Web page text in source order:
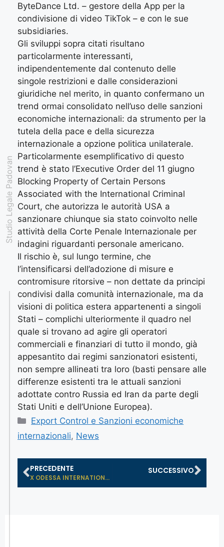
Studio Legale Padovan
ByteDance Ltd. – gestore della App per la
condivisione di video TikTok – e con le sue
subsidiaries.
Gli sviluppi sopra citati risultano
particolarmente interessanti,
indipendentemente dal contenuto delle
singole restrizioni e dalle considerazioni
giuridiche nel merito, in quanto confermano un
trend ormai consolidato nell’uso delle sanzioni
economiche internazionali: da strumento per la
tutela della pace e della sicurezza
internazionale a opzione politica unilaterale.
Particolarmente esemplificativo di questo
trend è stato l’Executive Order del 11 giugno
Blocking Property of Certain Persons
Associated with the International Criminal
Court, che autorizza le autorità USA a
sanzionare chiunque sia stato coinvolto nelle
attività della Corte Penale Internazionale per
indagini riguardanti personale americano.
Il rischio è, sul lungo termine, che
l’intensificarsi dell’adozione di misure e
contromisure ritorsive – non dettate da principi
condivisi dalla comunità internazionale, ma da
visioni di politica estera appartenenti a singoli
Stati – complichi ulteriormente il quadro nel
quale si trovano ad agire gli operatori
commerciali e finanziari di tutto il mondo, già
appesantito dai regimi sanzionatori esistenti,
non sempre allineati tra loro (basti pensare alle
differenze esistenti tra le attuali sanzioni
adottate contro Russia ed Iran da parte degli
Stati Uniti e dell’Unione Europea).
Export Control e Sanzioni economiche
internazionali, News
PRECEDENTE
X ODESSA INTERNATIONAL SUMMER SCHOO...
SUCCESSIVO